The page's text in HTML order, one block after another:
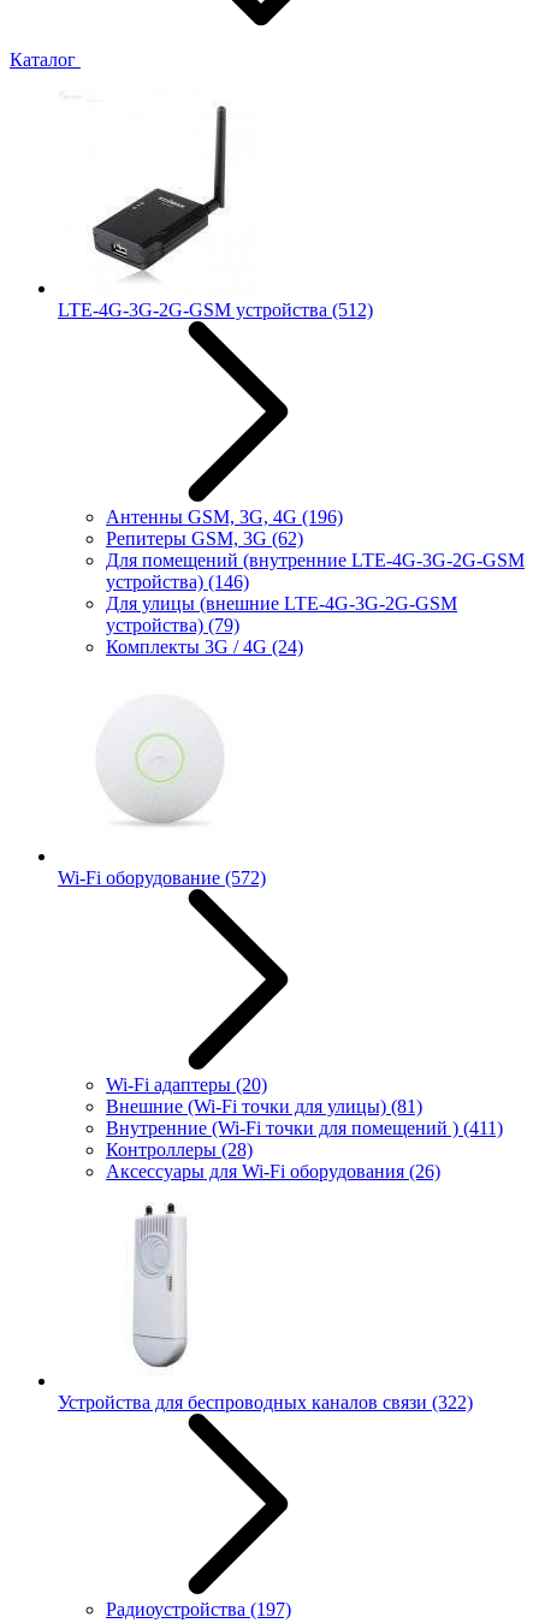
Каталог
LTE-4G-3G-2G-GSM устройства (512)
Антенны GSM, 3G, 4G (196)
Репитеры GSM, 3G (62)
Для помещений (внутренние LTE-4G-3G-2G-GSM
устройства) (146)
Для улицы (внешние LTE-4G-3G-2G-GSM
устройства) (79)
Комплекты 3G / 4G (24)
Wi-Fi оборудование (572)
Wi-Fi адаптеры (20)
Внешние (Wi-Fi точки для улицы) (81)
Внутренние (Wi-Fi точки для помещений ) (411)
Контроллеры (28)
Аксессуары для Wi-Fi оборудования (26)
Устройства для беспроводных каналов связи (322)
Радиоустройства (197)